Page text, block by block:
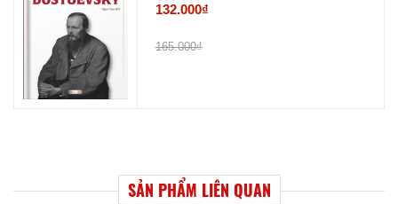
132.000₫
165.000₫
SẢN PHẨM LIÊN QUAN